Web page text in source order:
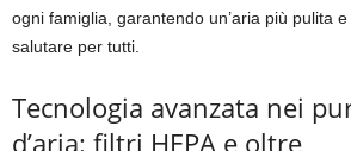
ogni famiglia, garantendo un’aria più pulita
salutare per tutti.
Tecnologia avanzata nei
d’aria: filtri HEPA e oltre